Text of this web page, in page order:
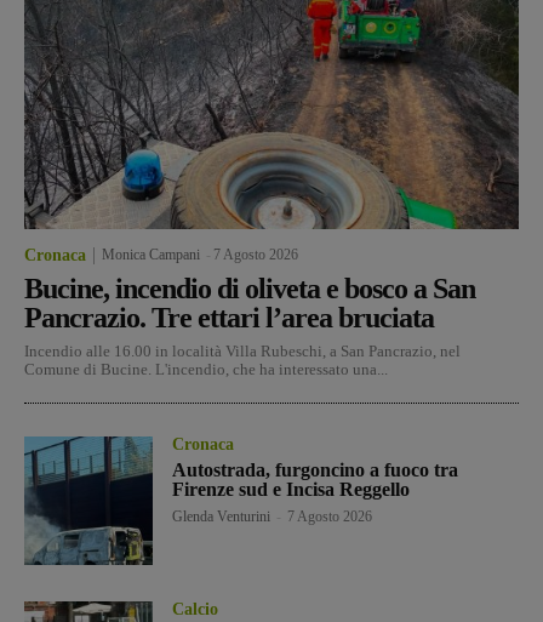
Cronaca Monica Campani 7 Agosto 2026
Bucine, incendio di oliveta e bosco a San
Pancrazio. Tre ettari l’area bruciata
Incendio alle 16.00 in località Villa Rubeschi, a San Pancrazio, nel
Comune di Bucine. L'incendio, che ha interessato una...
Cronaca
Autostrada, furgoncino a fuoco tra
Firenze sud e Incisa Reggello
Glenda Venturini 7 Agosto 2026
Calcio